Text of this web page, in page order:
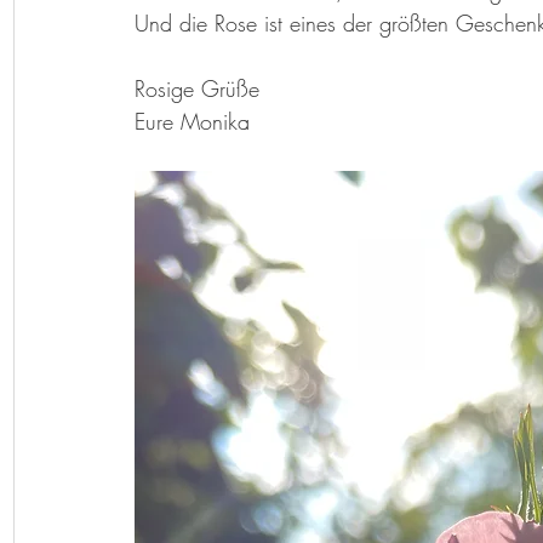
Und die Rose ist eines der größten
Rosige Grüße
Eure Monika